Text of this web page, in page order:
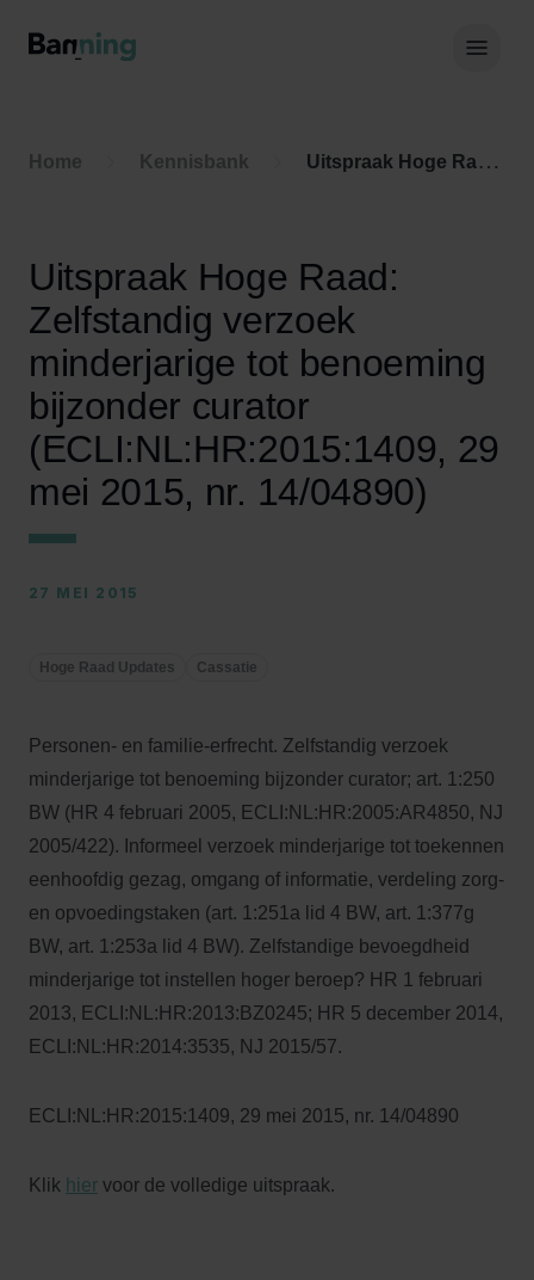
Home Kennisbank Uitspraak Hoge Raad: Zelfstandig verzoek minderjarige tot benoeming bijzonder curator (ECLI:NL:HR:2015:1409, 29 mei 2015, nr. 14/04890)
Uitspraak Hoge Raad:
Zelfstandig verzoek
minderjarige tot benoeming
bijzonder curator
(ECLI:NL:HR:2015:1409, 29
mei 2015, nr. 14/04890)
27 MEI 2015
Hoge Raad Updates Cassatie
Personen- en familie-erfrecht. Zelfstandig verzoek
minderjarige tot benoeming bijzonder curator; art. 1:250
BW (HR 4 februari 2005, ECLI:NL:HR:2005:AR4850, NJ
2005/422). Informeel verzoek minderjarige tot toekennen
eenhoofdig gezag, omgang of informatie, verdeling zorg-
en opvoedingstaken (art. 1:251a lid 4 BW, art. 1:377g
BW, art. 1:253a lid 4 BW). Zelfstandige bevoegdheid
minderjarige tot instellen hoger beroep? HR 1 februari
2013, ECLI:NL:HR:2013:BZ0245; HR 5 december 2014,
ECLI:NL:HR:2014:3535, NJ 2015/57.
ECLI:NL:HR:2015:1409, 29 mei 2015, nr. 14/04890
Klik hier voor de volledige uitspraak.